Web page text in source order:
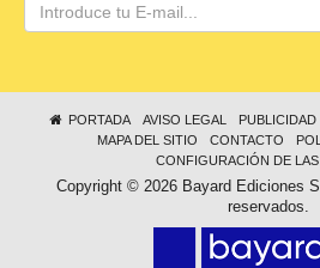
PORTADA AVISO LEGAL PUBLICIDAD
MAPA DEL SITIO
CONTACTO
CONFIGURACIÓN DE
Copyright © 2026 Bayard Ediciones
reservados.